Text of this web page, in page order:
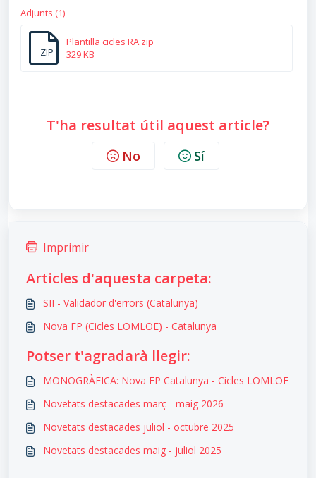
Adjunts (1)
ZIP
Plantilla cicles RA.zip
329 KB
T'ha resultat útil aquest article?
No Sí
Imprimir
Articles d'aquesta carpeta:
SII - Validador d'errors (Catalunya)
Nova FP (Cicles LOMLOE) - Catalunya
Potser t'agradarà llegir:
MONOGRÀFICA: Nova FP Catalunya - Cicles LOMLOE
Novetats destacades març - maig 2026
Novetats destacades juliol - octubre 2025
Novetats destacades maig - juliol 2025